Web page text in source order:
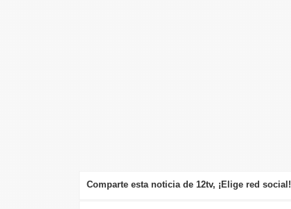
Comparte esta noticia de 12tv, ¡Elige red social!